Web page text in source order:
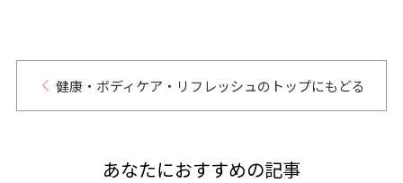
健康・ボディケア・リフレッシュのトップにもどる
あなたにおすすめの記事